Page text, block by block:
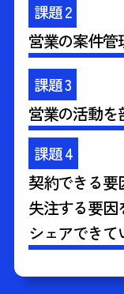
課題 2
営業の案件管
課題 3
営業の活動を
課題 4
契約できる要
失注する要因
シェアできて